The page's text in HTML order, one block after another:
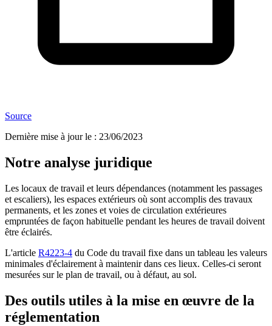
Source
Dernière mise à jour le : 23/06/2023
Notre analyse juridique
Les locaux de travail et leurs dépendances (notamment les passages
et escaliers), les espaces extérieurs où sont accomplis des travaux
permanents, et les zones et voies de circulation extérieures
empruntées de façon habituelle pendant les heures de travail doivent
être éclairés.
L'article R4223-4 du Code du travail fixe dans un tableau les valeurs
minimales d'éclairement à maintenir dans ces lieux. Celles-ci seront
mesurées sur le plan de travail, ou à défaut, au sol.
Des outils utiles à la mise en œuvre de la
réglementation